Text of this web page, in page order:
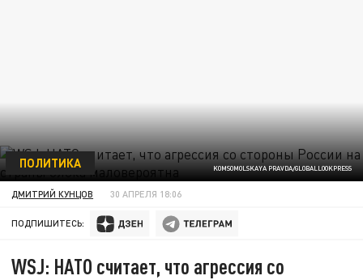
KOMSOMOLSKAYA PRAVDA/GLOBALLOOKPRESS
ПОЛИТИКА
ДМИТРИЙ КУНЦОВ 30 АПРЕЛЯ 18:06
ПОДПИШИТЕСЬ:
WSJ: НАТО считает, что агрессия со